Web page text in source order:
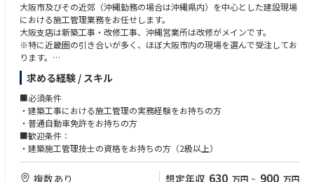
大阪市及びその近郊（沖縄勤務の場合は沖縄県内）を中心とした建設現場
における施工管理業務をお任せします。
大阪支店は新築工事・改修工事、沖縄営業所は改修がメインです。
※特に近畿圏の引き合いが多く、ほぼ大阪市内の現場を選んで受注してお
ります。
＜詳細＞
担当物件：３～６億、３０～６０戸の中規模マンションや工場案件（RC
造、S造）中心
※本社以外は、主に民間工事を受注しております。
※働き方：基本的に直行直帰
■配属部署：大阪支店（4名）内の建築部（施工管理者）
求める経験 / スキル
■必須条件
・建築工事における施工管理の実務経験をお持ちの方
・普通自動車免許をお持ちの方
■歓迎条件：
・建築施工管理技士の資格をお持ちの方（2級以上）
複数あり 想定年収 630 万円 ~ 900 万円